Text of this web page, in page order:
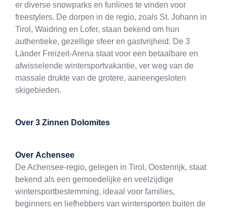
er diverse snowparks en funlines te vinden voor
freestylers. De dorpen in de regio, zoals St. Johann in
Tirol, Waidring en Lofer, staan bekend om hun
authentieke, gezellige sfeer en gastvrijheid. De 3
Länder Freizeit-Arena staat voor een betaalbare en
afwisselende wintersportvakantie, ver weg van de
massale drukte van de grotere, aaneengesloten
skigebieden.
Over 3 Zinnen Dolomites
Over Achensee
De Achensee-regio, gelegen in Tirol, Oostenrijk, staat
bekend als een gemoedelijke en veelzijdige
wintersportbestemming, ideaal voor families,
beginners en liefhebbers van wintersporten buiten de